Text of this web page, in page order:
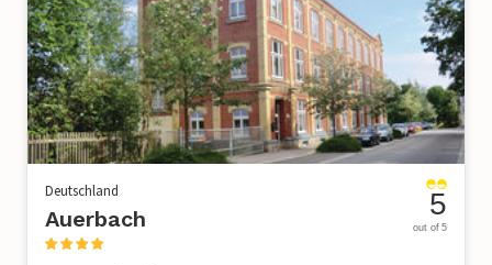
Deutschland
Auerbach 5
out of 5